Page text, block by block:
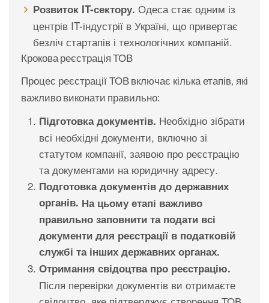
Розвиток IT-сектору. Одеса стає одним із
центрів IT-індустрії в Україні, що привертає
безліч стартапів і технологічних компаній.
Крокова реєстрація ТОВ
Процес реєстрації ТОВ включає кілька етапів, які
важливо виконати правильно:
Підготовка документів. Необхідно зібрати
всі необхідні документи, включно зі
статутом компанії, заявою про реєстрацію
та документами на юридичну адресу.
Подготовка документів до державних
органів. На цьому етапі важливо
правильно заповнити та подати всі
документи для реєстрації в податковій
службі та інших державних органах.
Отримання свідоцтва про реєстрацію.
Після перевірки документів ви отримаєте